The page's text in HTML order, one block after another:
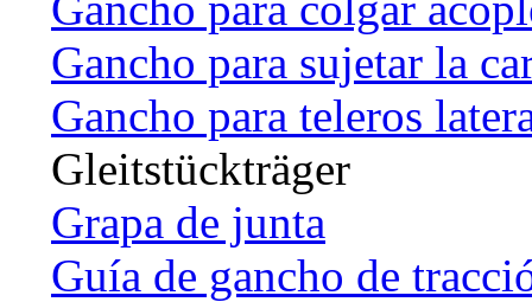
Gancho para sujetar la
Gancho para teleros
Gleitstückträger
Grapa de junta
Guía de gancho de